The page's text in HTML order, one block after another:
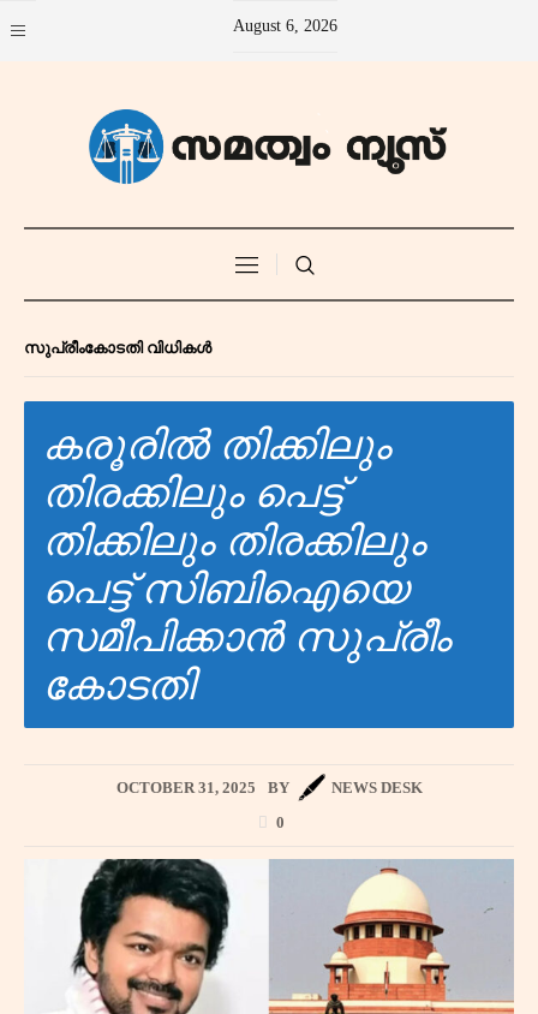
August 6, 2026
സുപ്രീംകോടതി വിധികൾ
കരൂരിൽ തിക്കിലും
തിരക്കിലും പെട്ട്
തിക്കിലും തിരക്കിലും
പെട്ട് സിബിഐയെ
സമീപിക്കാൻ സുപ്രീം
കോടതി
OCTOBER 31, 2025 BY
NEWS DESK
0